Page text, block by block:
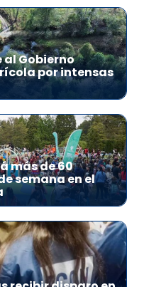
al Gobierno
por intensas
más de 60
semana en el